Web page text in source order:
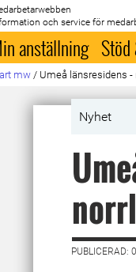
och service för
anställning
mw / Umeå länsresidens
Nyhet
PUBLICERAD: